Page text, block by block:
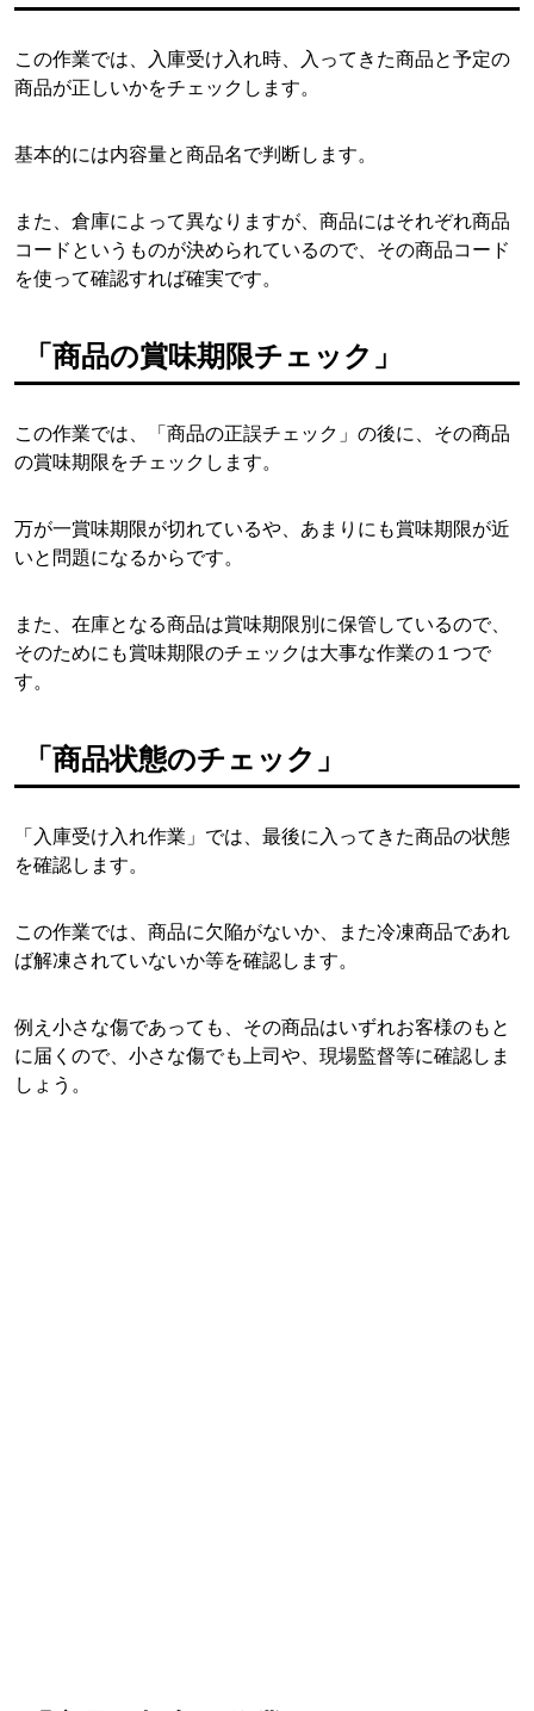
この作業では、入庫受け入れ時、入ってきた商品と予定の
商品が正しいかをチェックします。
基本的には内容量と商品名で判断します。
また、倉庫によって異なりますが、商品にはそれぞれ商品
コードというものが決められているので、その商品コード
を使って確認すれば確実です。
「商品の賞味期限チェック」
この作業では、「商品の正誤チェック」の後に、その商品
の賞味期限をチェックします。
万が一賞味期限が切れているや、あまりにも賞味期限が近
いと問題になるからです。
また、在庫となる商品は賞味期限別に保管しているので、
そのためにも賞味期限のチェックは大事な作業の１つで
す。
「商品状態のチェック」
「入庫受け入れ作業」では、最後に入ってきた商品の状態
を確認します。
この作業では、商品に欠陥がないか、また冷凍商品であれ
ば解凍されていないか等を確認します。
例え小さな傷であっても、その商品はいずれお客様のもと
に届くので、小さな傷でも上司や、現場監督等に確認しま
しょう。